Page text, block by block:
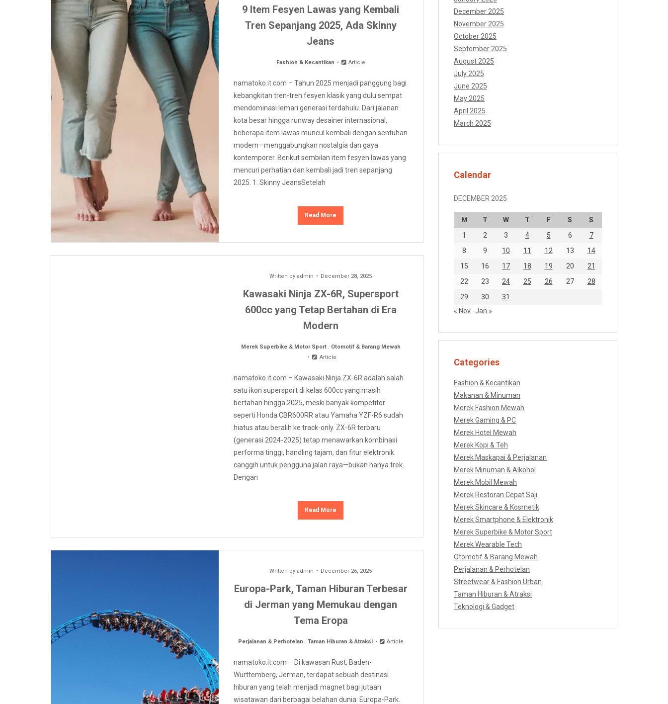
9 Item Fesyen Lawas yang Kembali
Tren Sepanjang 2025, Ada Skinny
Jeans
Fashion & Kecantikan Article
namatoko.it.com – Tahun 2025 menjadi panggung bagi
kebangkitan tren-tren fesyen klasik yang dulu sempat
mendominasi lemari generasi terdahulu. Dari jalanan
kota besar hingga runway desainer internasional,
beberapa item lawas muncul kembali dengan sentuhan
modern—menggabungkan nostalgia dan gaya
kontemporer. Berikut sembilan item fesyen lawas yang
mencuri perhatian dan kembali jadi tren sepanjang
2025. 1. Skinny JeansSetelah
Read More
Written byadmin December 28, 2025
Kawasaki Ninja ZX-6R, Supersport
600cc yang Tetap Bertahan di Era
Modern
Merek Superbike & Motor Sport. Otomotif & Barang Mewah
Article
namatoko.it.com – Kawasaki Ninja ZX-6R adalah salah
satu ikon supersport di kelas 600cc yang masih
bertahan hingga 2025, meski banyak kompetitor
seperti Honda CBR600RR atau Yamaha YZF-R6 sudah
hiatus atau beralih ke track-only. ZX-6R terbaru
(generasi 2024-2025) tetap menawarkan kombinasi
performa tinggi, handling tajam, dan fitur elektronik
canggih untuk pengguna jalan raya—bukan hanya trek.
Dengan
Read More
Written byadmin December 26, 2025
Europa-Park, Taman Hiburan Terbesar
di Jerman yang Memukau dengan
Tema Eropa
Perjalanan & Perhotelan . Taman Hiburan & Atraksi Article
namatoko.it.com – Di kawasan Rust, Baden-
Württemberg, Jerman, terdapat sebuah destinasi
hiburan yang telah menjadi magnet bagi jutaan
wisatawan dari berbagai belahan dunia: Europa-Park.
December 2025
November 2025
October 2025
September 2025
August 2025
July 2025
June 2025
May 2025
April 2025
March 2025
Calendar
DECEMBER 2025
M T W T F S
S
1
2 3 4 5 6
7
8
9 10 11 12 13
14
15
16 17 18 19 20
21
22
23 24 25 26 27
28
29
30
31
« Nov Jan »
Categories
Fashion & Kecantikan
Makanan & Minuman
Merek Fashion Mewah
Merek Gaming & PC
Merek Hotel Mewah
Merek Kopi & Teh
Merek Maskapai & Perjalanan
Merek Minuman & Alkohol
Merek Mobil Mewah
Merek Restoran Cepat Saji
Merek Skincare & Kosmetik
Merek Smartphone & Elektronik
Merek Superbike & Motor Sport
Merek Wearable Tech
Otomotif & Barang Mewah
Perjalanan & Perhotelan
Streetwear & Fashion Urban
Taman Hiburan & Atraksi
Teknologi & Gadget